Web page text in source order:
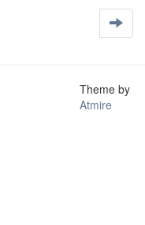
Theme by
Atmire